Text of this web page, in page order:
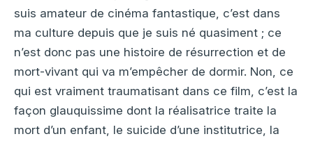
suis amateur de cinéma fantastique, c’est dans
ma culture depuis que je suis né quasiment ; ce
n’est donc pas une histoire de résurrection et de
mort-vivant qui va m’empêcher de dormir. Non, ce
qui est vraiment traumatisant dans ce film, c’est la
façon glauquissime dont la réalisatrice traite la
mort d’un enfant, le suicide d’une institutrice, la